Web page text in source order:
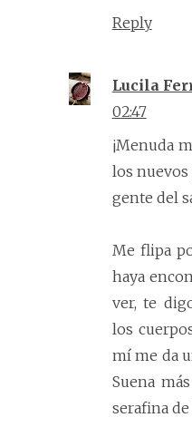
Reply
Lucila
02:47
¡Menuda
los
gente del
Me flipa
haya
ver, te
los
mí me da
Suena
serafina